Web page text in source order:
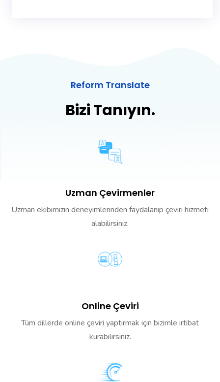
Reform Translate
Bizi Tanıyın.
Uzman Çevirmenler
Uzman ekibimizin deneyimlerinden faydalanıp çeviri hizmeti
alabilirsiniz.
Online Çeviri
Tüm dillerde online çeviri yaptırmak için bizimle irtibat
kurabilirsiniz.